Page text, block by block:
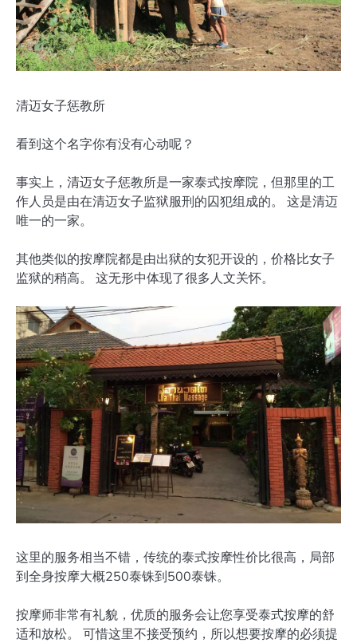
清迈女子惩教所
看到这个名字你有没有心动呢？
事实上，清迈女子惩教所是一家泰式按摩院，但那里的工
作人员是由在清迈女子监狱服刑的囚犯组成的。 这是清迈
唯一的一家。
其他类似的按摩院都是由出狱的女犯开设的，价格比女子
监狱的稍高。 这无形中体现了很多人文关怀。
这里的服务相当不错，传统的泰式按摩性价比很高，局部
到全身按摩大概250泰铢到500泰铢。
按摩师非常有礼貌，优质的服务会让您享受泰式按摩的舒
适和放松。 可惜这里不接受预约，所以想要按摩的必须提